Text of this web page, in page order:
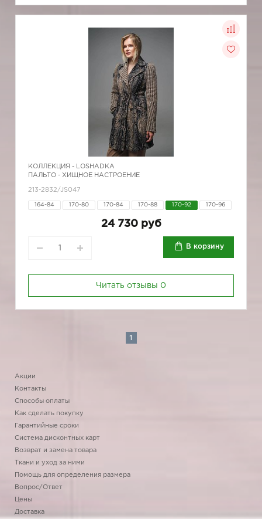
КОЛЛЕКЦИЯ - LOSHADKA
ПАЛЬТО - ХИЩНОЕ НАСТРОЕНИЕ
213-2832/JS047
164-84 170-80 170-84 170-88 170-92 170-96
24 730 руб
В корзину
Читать отзывы 0
1
Акции
Контакты
Способы оплаты
Как сделать покупку
Гарантийные сроки
Система дисконтных карт
Возврат и замена товара
Ткани и уход за ними
Помощь для определения размера
Вопрос/Ответ
Цены
Доставка